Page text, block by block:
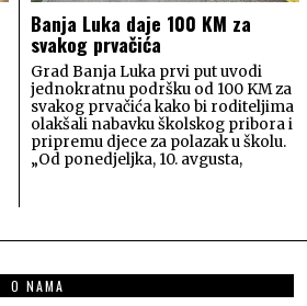
Banja Luka daje 100 KM za
svakog prvačića
Grad Banja Luka prvi put uvodi
jednokratnu podršku od 100 KM za
svakog prvačića kako bi roditeljima
olakšali nabavku školskog pribora i
pripremu djece za polazak u školu.
„Od ponedjeljka, 10. avgusta,
O NAMA